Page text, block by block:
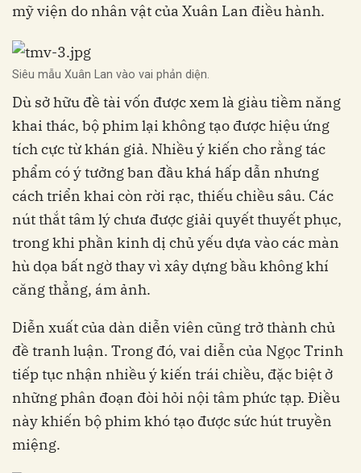
mỹ viện do nhân vật của Xuân Lan điều hành.
Siêu mẫu Xuân Lan vào vai phản diện.
Dù sở hữu đề tài vốn được xem là giàu tiềm năng
khai thác, bộ phim lại không tạo được hiệu ứng
tích cực từ khán giả. Nhiều ý kiến cho rằng tác
phẩm có ý tưởng ban đầu khá hấp dẫn nhưng
cách triển khai còn rời rạc, thiếu chiều sâu. Các
nút thắt tâm lý chưa được giải quyết thuyết phục,
trong khi phần kinh dị chủ yếu dựa vào các màn
hù dọa bất ngờ thay vì xây dựng bầu không khí
căng thẳng, ám ảnh.
Diễn xuất của dàn diễn viên cũng trở thành chủ
đề tranh luận. Trong đó, vai diễn của Ngọc Trinh
tiếp tục nhận nhiều ý kiến trái chiều, đặc biệt ở
những phân đoạn đòi hỏi nội tâm phức tạp. Điều
này khiến bộ phim khó tạo được sức hút truyền
miệng.